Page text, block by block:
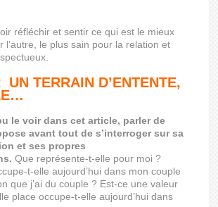
réfléchir et sentir ce qui est le mieux
l’autre, le plus sain pour la relation et
UN TERRAIN D’ENTENTE,
le voir dans cet article, parler de
avant tout de s’interroger sur sa
et ses propres
Que représente-t-elle pour moi ?
t-elle aujourd’hui dans mon couple
que j’ai du couple ? Est-ce une valeur
place occupe-t-elle aujourd’hui dans